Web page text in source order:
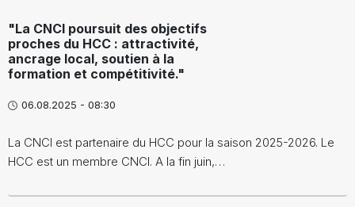
"La CNCI poursuit des objectifs
proches du HCC : attractivité,
ancrage local, soutien à la
formation et compétitivité."
06.08.2025 - 08:30
La CNCI est partenaire du HCC pour la saison 2025-2026. Le
HCC est un membre CNCI. A la fin juin,…